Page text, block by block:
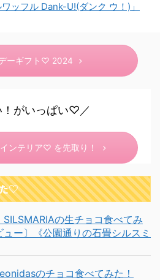
ワッフル Dank-U!(ダンク ウ！)」
ーギフト♡ 2024
！がいっぱい♡／
ンテリア♡ を先取り！
♡
SILSMARIAの生チョコ食べてみ
ー〕《公園通りの石畳シルスミ
のチョコ食べてみた！